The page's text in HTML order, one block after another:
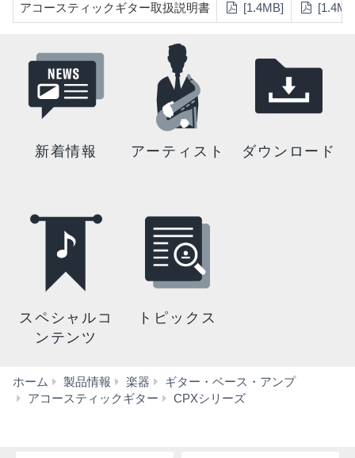
アコースティックギター取扱説明書 [1.4MB]
新着情報 アーティスト ダウンロード
スペシャルコ
ンテンツ
トピックス
ホーム 製品情報 楽器
ギター・ベース・アンプ
アコースティックギター
CPXシリーズ